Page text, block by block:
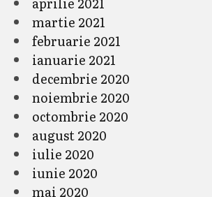
martie 2021
februarie 2021
ianuarie 2021
decembrie 2020
noiembrie 2020
octombrie 2020
august 2020
iulie 2020
iunie 2020
mai 2020